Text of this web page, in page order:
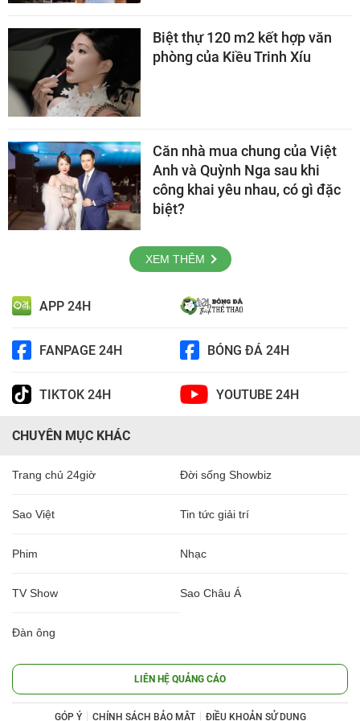
Biệt thự 120 m2 kết hợp văn
phòng của Kiều Trinh Xíu
Căn nhà mua chung của Việt
Anh và Quỳnh Nga sau khi
công khai yêu nhau, có gì đặc
biệt?
XEM THÊM
APP 24H
FANPAGE 24H BÓNG ĐÁ 24H
TIKTOK 24H YOUTUBE 24H
CHUYÊN MỤC KHÁC
Trang chủ 24giờ Đời sống Showbiz
Sao Việt Tin tức giải trí
Phim Nhạc
TV Show Sao Châu Á
Đàn ông
LIÊN HỆ QUẢNG CÁO
GÓP Ý CHÍNH SÁCH BẢO MẬT ĐIỀU KHOẢN SỬ DỤNG